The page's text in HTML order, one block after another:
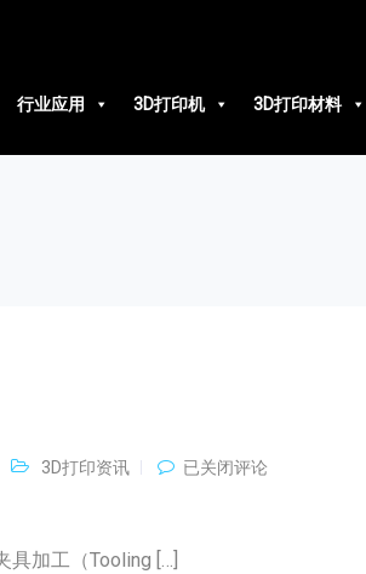
行业应用
3D打印机 3D打印材料
3D打印资讯
工
已关闭评论
具加工（Tooling […]